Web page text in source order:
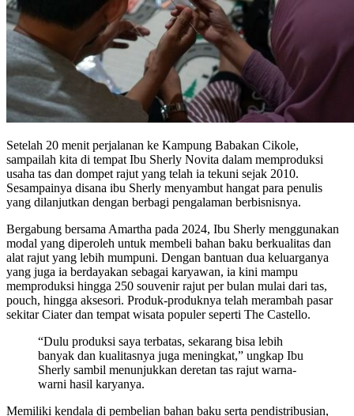
Setelah 20 menit perjalanan ke Kampung Babakan Cikole,
sampailah kita di tempat Ibu Sherly Novita dalam memproduksi
usaha tas dan dompet rajut yang telah ia tekuni sejak 2010.
Sesampainya disana ibu Sherly menyambut hangat para penulis
yang dilanjutkan dengan berbagi pengalaman berbisnisnya.
Bergabung bersama Amartha pada 2024, Ibu Sherly menggunakan
modal yang diperoleh untuk membeli bahan baku berkualitas dan
alat rajut yang lebih mumpuni. Dengan bantuan dua keluarganya
yang juga ia berdayakan sebagai karyawan, ia kini mampu
memproduksi hingga 250 souvenir rajut per bulan mulai dari tas,
pouch, hingga aksesori. Produk-produknya telah merambah pasar
sekitar Ciater dan tempat wisata populer seperti The Castello.
“Dulu produksi saya terbatas, sekarang bisa lebih
banyak dan kualitasnya juga meningkat,” ungkap Ibu
Sherly sambil menunjukkan deretan tas rajut warna-
warni hasil karyanya.
Memiliki kendala di pembelian bahan baku serta pendistribusian,